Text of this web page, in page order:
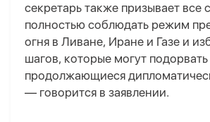
секретарь также призывает все
полностью соблюдать режим
огня в Ливане, Иране и Газе и
шагов, которые могут подорвать
продолжающиеся
— говорится в заявлении.